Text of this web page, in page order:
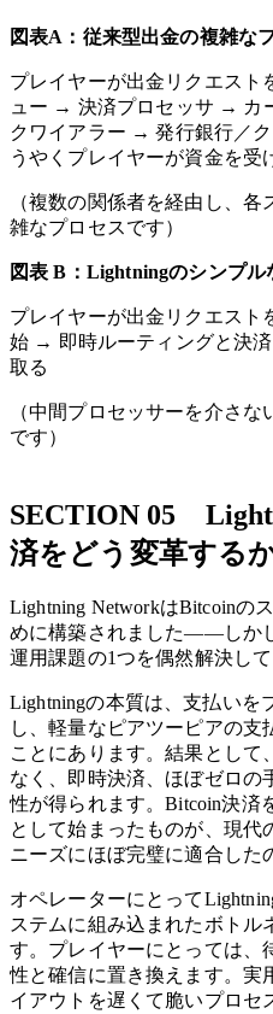
図表A：従来型出金の複雑な
プレイヤーが出金リクエス
ュー → 決済プロセッサ → カ
クワイアラー → 発行銀行／
うやくプレイヤーが資金を受
（複数の関係者を経由し、
雑なプロセスです）
図表 B：Lightningのシンプル
プレイヤーが出金リクエス
始 → 即時ルーティングと決
取る
（中間プロセッサーを介さ
です）
SECTION 05
済をどう変革する
Lightning NetworkはBitcoinの
めに構築されました——しか
運用課題の1つを偶然解決して
Lightningの本質は、支払いを
し、軽量なピアツーピアの支
ことにあります。結果として
なく、即時決済、ほぼゼロの
性が得られます。Bitcoin決済
として始まったものが、現代
ニーズにほぼ完璧に適合した
オペレーターにとって
ステムに組み込まれたボトル
す。プレイヤーにとっては、
性と確信に置き換えます。実
イアウトを遅くて脆いプロセ